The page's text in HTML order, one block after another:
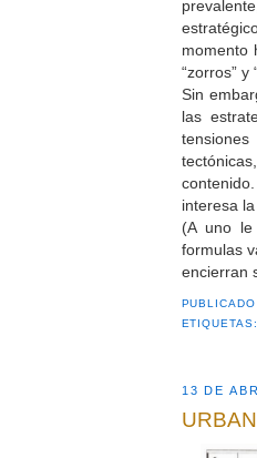
momento
“zorros” y
Sin
las
interesa
(A uno
formulas
encierran
13 DE